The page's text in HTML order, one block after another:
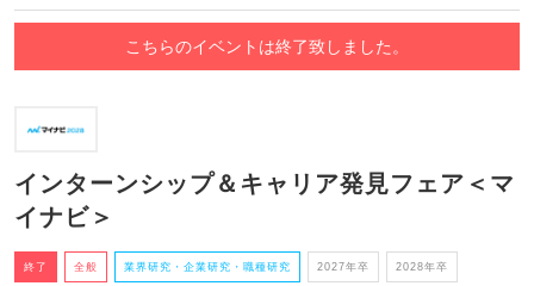
こちらのイベントは終了致しました。
インターンシップ＆キャリア発見フェア＜マ
イナビ＞
終了 全般 業界研究・企業研究・職種研究 2027年卒 2028年卒